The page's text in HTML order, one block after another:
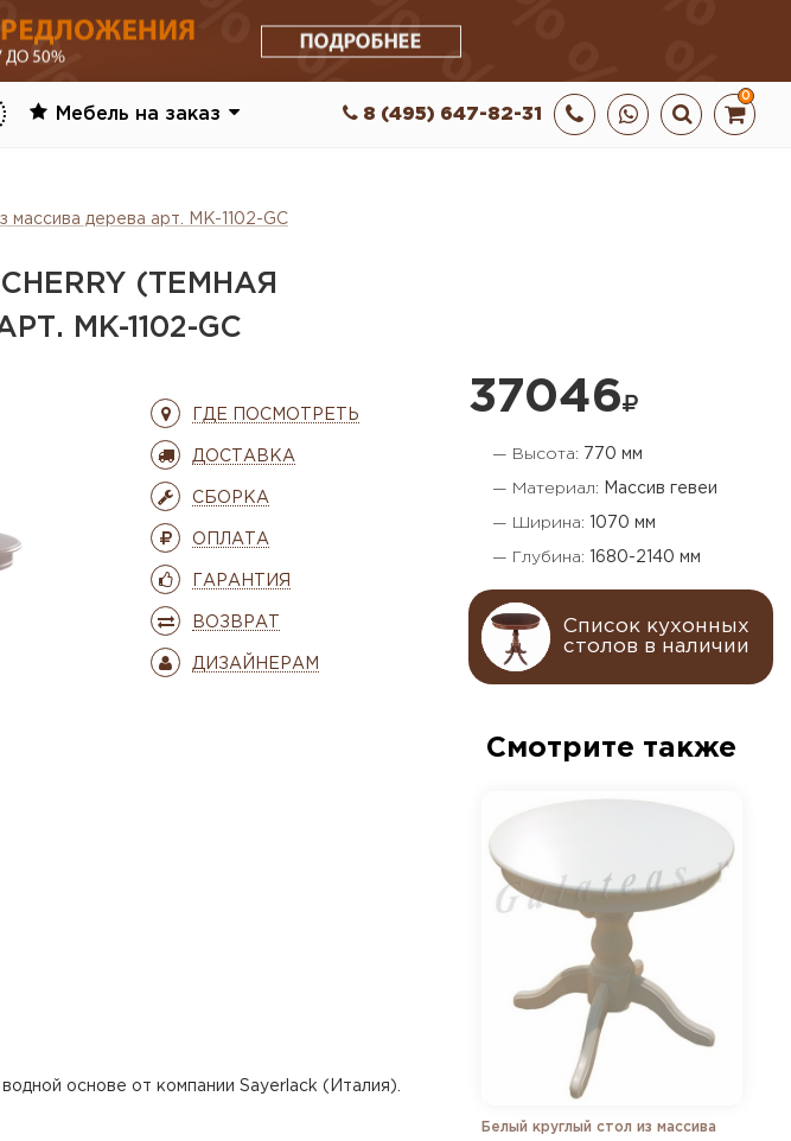
0
8 (495) 647-82-31
Мебель на заказ
дерева арт. MK-1102-GC
(ТЕМНАЯ
MK-1102-GC
37046
— Высота: 770 мм
— Материал: Массив гевеи
— Ширина: 1070 мм
— Глубина: 1680-2140 мм
Список кухонных
столов в наличии
ГДЕ ПОСМОТРЕТЬ
ДОСТАВКА
СБОРКА
ОПЛАТА
ГАРАНТИЯ
ВОЗВРАТ
ДИЗАЙНЕРАМ
основе от компании Sayerlack (Италия).
Смотрите также
Белый круглый стол из массива